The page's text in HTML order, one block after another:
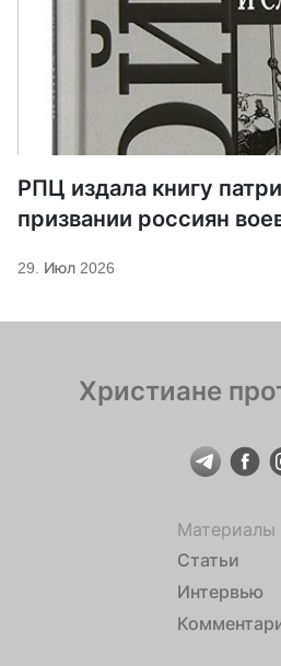
РПЦ издала книгу
призвании россиян
29. Июл 2026
Христиане
Материалы
Статьи
Интервью